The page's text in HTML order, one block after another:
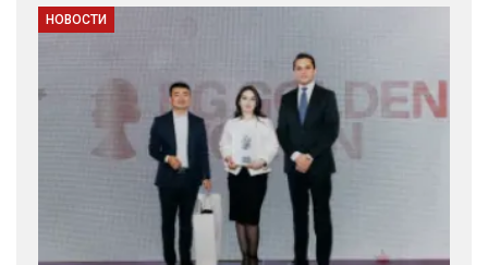
НОВОСТИ